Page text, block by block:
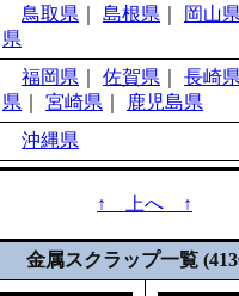
鳥取県 島根県 岡山県
県
福岡県 佐賀県 長崎県
県
宮崎県
鹿児島県
沖縄県
↑ 上へ ↑
金属スクラップ一覧